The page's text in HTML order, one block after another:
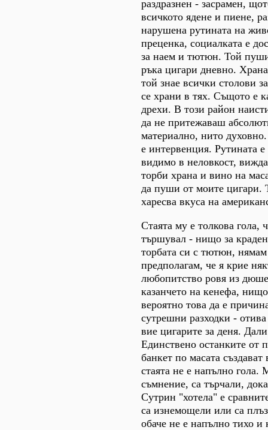
раздразнен - засрамен,
всичкото ядене и пиене,
нарушена рутината на
преценка, социалката е
за наем и тютюн. Той
ръка цигари дневно.
той знае всички столови
се храни в тях. Същото е
дрехи. В този район
да не притежаваш
материално, нито
е интервенция. Рутината
видимо в неловкост,
торби храна и вино на
да пуши от моите цигари.
харесва вкуса на
Стаята му е толкова гола,
тършувал - нищо за
торбата си с тютюн, нямам
предполагам, че я крие
любопитство ровя из
казанчето на кенефа,
вероятно това да е
сутрешни разходки -
вие цигарите за деня.
Единствено останките от
банкет по масата създават
стаята не е напълно
съмнение, са търчали,
Сутрин "хотела" е
са изнемощели или са
обаче не е напълно тихо и